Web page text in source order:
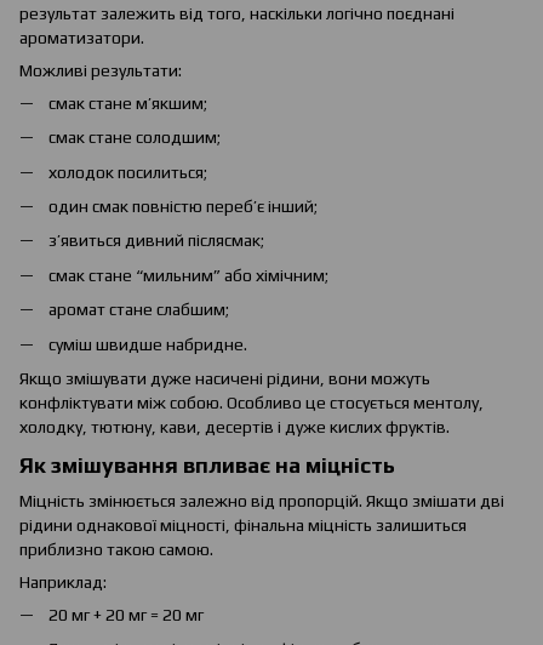
результат залежить від того, наскільки логічно поєднані
ароматизатори.
Можливі результати:
смак стане м’якшим;
смак стане солодшим;
холодок посилиться;
один смак повністю переб’є інший;
з’явиться дивний післясмак;
смак стане “мильним” або хімічним;
аромат стане слабшим;
суміш швидше набридне.
Якщо змішувати дуже насичені рідини, вони можуть
конфліктувати між собою. Особливо це стосується ментолу,
холодку, тютюну, кави, десертів і дуже кислих фруктів.
Як змішування впливає на міцність
Міцність змінюється залежно від пропорцій. Якщо змішати дві
рідини однакової міцності, фінальна міцність залишиться
приблизно такою самою.
Наприклад:
20 мг + 20 мг = 20 мг